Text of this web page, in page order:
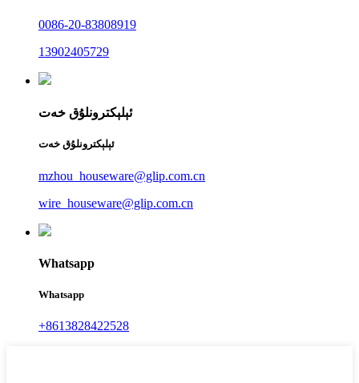
0086-20-83808919
13902405729
ئېلېكترونلۇق خەت
ئېلېكترونلۇق خەت
mzhou_houseware@glip.com.cn
wire_houseware@glip.com.cn
Whatsapp
Whatsapp
+8613828422528